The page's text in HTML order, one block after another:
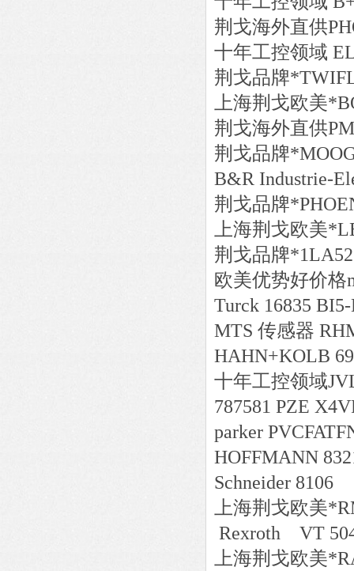
荆戈海外直供
十年工控领域
荆戈品牌*
上海荆戈欧美*
荆戈海外直供
荆戈品牌*
B&R Industrie-
荆戈品牌*
上海荆戈欧美*
荆戈品牌*
欧美优势好价格
Turck 16835
MTS 传感器
HAHN+KOLB
十年工控领域
787581 PZE
parker
HOFFMANN
Schneider 8106
上海荆戈欧美*
Rexroth VT
上海荆戈欧美*